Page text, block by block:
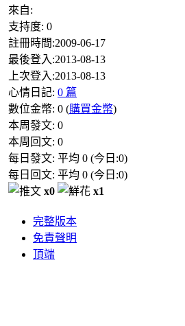
來自:
支持度: 0
註冊時間:2009-06-17
最後登入:2013-08-13
上次登入:2013-08-13
心情日記: 0 篇
數位金幣: 0 (購買金幣)
本周發文: 0
本周回文: 0
每日發文: 平均 0 (今日:0)
每日回文: 平均 0 (今日:0)
x0
x1
完整版本
免責聲明
頂端